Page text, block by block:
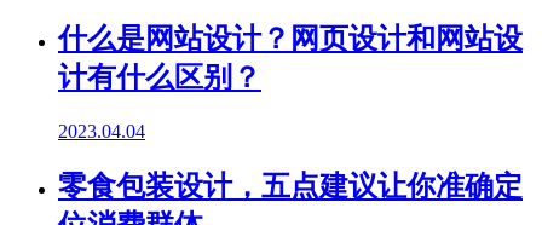
什么是网站设计？网页设计和网站设
计有什么区别？
2023.04.04
零食包装设计，五点建议让你准确定